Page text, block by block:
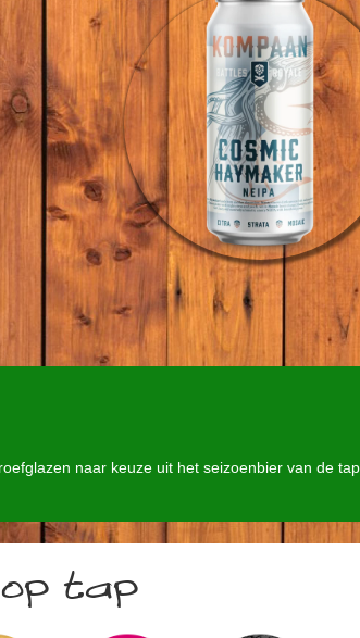
naar keuze uit het seizoenbier van de
tap